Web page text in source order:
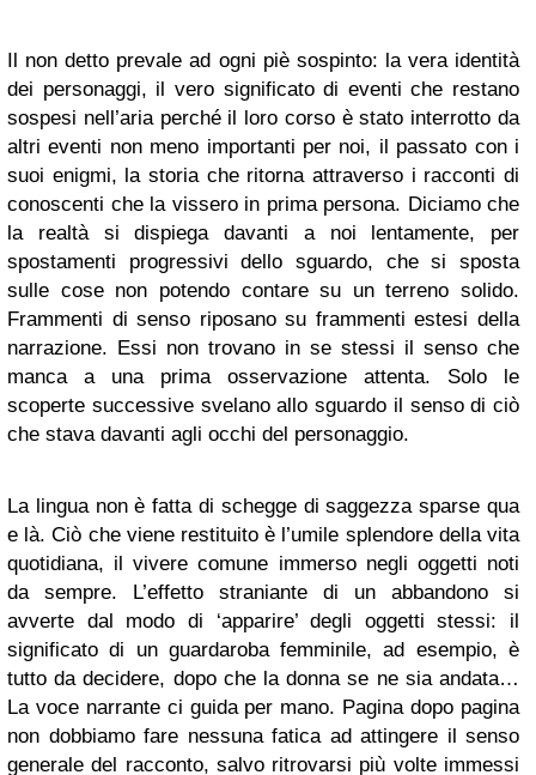
Il non detto prevale ad ogni piè sospinto: la vera identità
dei personaggi, il vero significato di eventi che restano
sospesi nell’aria perché il loro corso è stato interrotto da
altri eventi non meno importanti per noi, il passato con i
suoi enigmi, la storia che ritorna attraverso i racconti di
conoscenti che la vissero in prima persona. Diciamo che
la realtà si dispiega davanti a noi lentamente, per
spostamenti progressivi dello sguardo, che si sposta
sulle cose non potendo contare su un terreno solido.
Frammenti di senso riposano su frammenti estesi della
narrazione. Essi non trovano in se stessi il senso che
manca a una prima osservazione attenta. Solo le
scoperte successive svelano allo sguardo il senso di ciò
che stava davanti agli occhi del personaggio.
La lingua non è fatta di schegge di saggezza sparse qua
e là. Ciò che viene restituito è l’umile splendore della vita
quotidiana, il vivere comune immerso negli oggetti noti
da sempre. L’effetto straniante di un abbandono si
avverte dal modo di ‘apparire’ degli oggetti stessi: il
significato di un guardaroba femminile, ad esempio, è
tutto da decidere, dopo che la donna se ne sia andata…
La voce narrante ci guida per mano. Pagina dopo pagina
non dobbiamo fare nessuna fatica ad attingere il senso
generale del racconto, salvo ritrovarsi più volte immessi